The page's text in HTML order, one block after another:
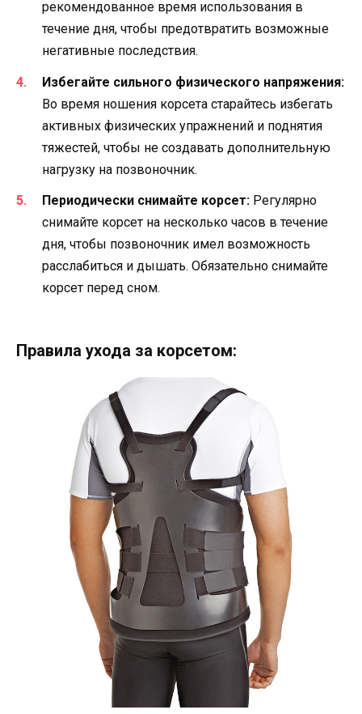
рекомендованное время использования в
течение дня, чтобы предотвратить возможные
негативные последствия.
Избегайте сильного физического напряжения:
Во время ношения корсета старайтесь избегать
активных физических упражнений и поднятия
тяжестей, чтобы не создавать дополнительную
нагрузку на позвоночник.
Периодически снимайте корсет: Регулярно
снимайте корсет на несколько часов в течение
дня, чтобы позвоночник имел возможность
расслабиться и дышать. Обязательно снимайте
корсет перед сном.
Правила ухода за корсетом: